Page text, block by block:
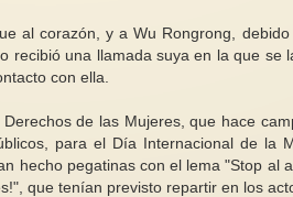
al corazón, y a Wu Rongrong, debido
recibió una llamada suya en la que se
con ella.
de las Mujeres, que hace
para el Día Internacional de la
hecho pegatinas con el lema "Stop al
que tenían previsto repartir en los